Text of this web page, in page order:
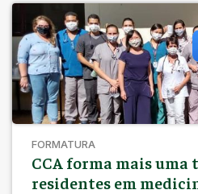
significativo […]
FORMATURA
CCA forma mais uma
residentes em